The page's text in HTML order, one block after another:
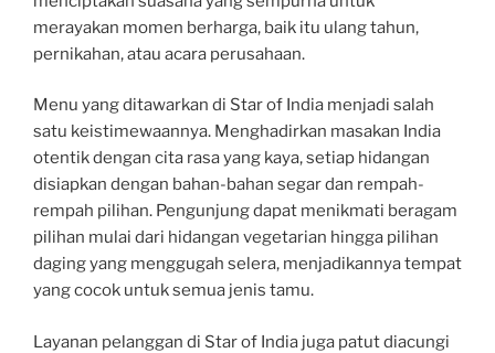
merayakan momen berharga, baik itu ulang tahun,
pernikahan, atau acara perusahaan.
Menu yang ditawarkan di Star of India menjadi salah
satu keistimewaannya. Menghadirkan masakan India
otentik dengan cita rasa yang kaya, setiap hidangan
disiapkan dengan bahan-bahan segar dan rempah-
rempah pilihan. Pengunjung dapat menikmati beragam
pilihan mulai dari hidangan vegetarian hingga pilihan
daging yang menggugah selera, menjadikannya tempat
yang cocok untuk semua jenis tamu.
Layanan pelanggan di Star of India juga patut diacungi